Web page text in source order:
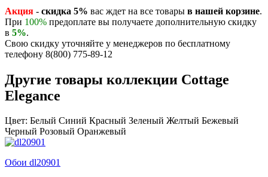
Акция - скидка 5% вас ждет на все товары в нашей корзине.
При 100% предоплате вы получаете дополнительную скидку
в 5%.
Свою скидку уточняйте у менеджеров по бесплатному
телефону 8(800) 775-89-12
Другие товары коллекции Cottage
Elegance
Цвет: Белый Синий Красный Зеленый Желтый Бежевый
Черный Розовый Оранжевый
Обои dl20901